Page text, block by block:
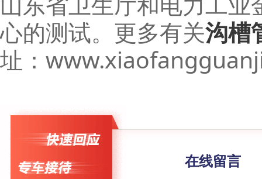
心的测试。更多有关沟槽
址：
在线留言